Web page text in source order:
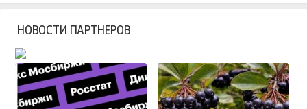
НОВОСТИ ПАРТНЕРОВ